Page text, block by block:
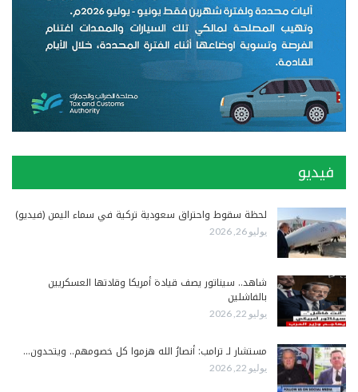
فيديو
لحظة سقوط واحتراق سعودية تركية في سماء اليمن (فيديو)
يوليو 26, 2026
شاهد.. سيناتور يصف قيادة أمريكا وقادتها العسكريين
بالفاشلين
يوليو 22, 2026
مستشار لـ ترامب: أنصارُ الله هزموا كل خصومهم.. ويتحدون…
يوليو 22, 2026